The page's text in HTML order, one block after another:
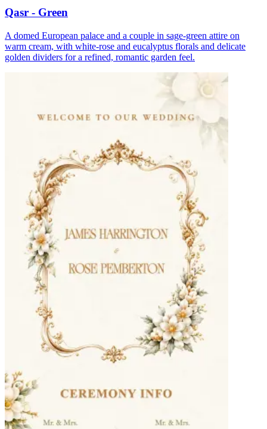
Qasr - Green
A domed European palace and a couple in sage-green attire on
warm cream, with white-rose and eucalyptus florals and delicate
golden dividers for a refined, romantic garden feel.